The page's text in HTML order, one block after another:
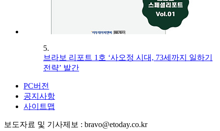
5.
브라보 리포트 1호 ‘사오정 시대, 73세까지 일하기
전략’ 발간
PC버전
공지사항
사이트맵
보도자료 및 기사제보 : bravo@etoday.co.kr